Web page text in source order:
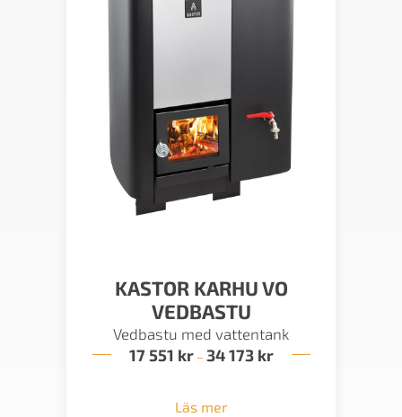
KASTOR KARHU VO
VEDBASTU
Vedbastu med vattentank
17 551 kr – 34 173 krPrisintervall:
Läs mer